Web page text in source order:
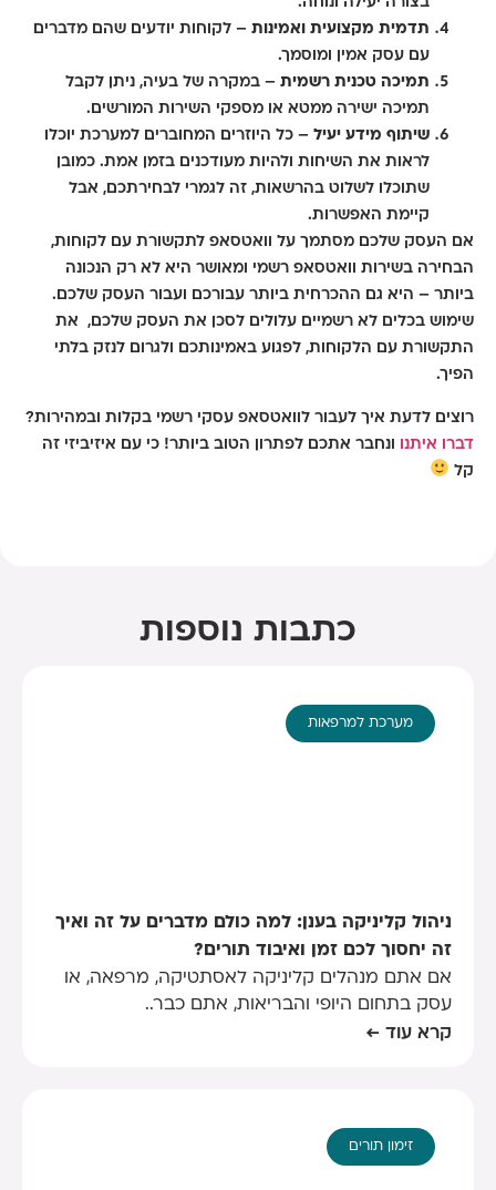
בצורה יעילה ונוחה.
תדמית מקצועית ואמינות – לקוחות יודעים שהם מדברים
עם עסק אמין ומוסמך.
תמיכה טכנית רשמית – במקרה של בעיה, ניתן לקבל
תמיכה ישירה ממטא או מספקי השירות המורשים.
שיתוף מידע יעיל – כל היוזרים המחוברים למערכת יוכלו
לראות את השיחות ולהיות מעודכנים בזמן אמת. כמובן
שתוכלו לשלוט בהרשאות, זה לגמרי לבחירתכם, אבל
קיימת האפשרות.
אם העסק שלכם מסתמך על וואטסאפ לתקשורת עם לקוחות,
הבחירה בשירות וואטסאפ רשמי ומאושר היא לא רק הנכונה
ביותר – היא גם ההכרחית ביותר עבורכם ועבור העסק שלכם.
שימוש בכלים לא רשמיים עלולים לסכן את העסק שלכם, את
התקשורת עם הלקוחות, לפגוע באמינותכם ולגרום לנזק בלתי
הפיך.
רוצים לדעת איך לעבור לוואטסאפ עסקי רשמי בקלות ובמהירות?
דברו איתנו
ונחבר אתכם לפתרון הטוב ביותר! כי עם איזיביזי זה
קל
כתבות נוספות
ניהול קליניקה בענן: למה כולם מדברים על זה ואיך
זה יחסוך לכם זמן ואיבוד תורים?
מערכת למרפאות
אם אתם מנהלים קליניקה לאסתטיקה, מרפאה, או
עסק בתחום היופי והבריאות, אתם כבר..
קרא עוד ←
זימון תורים